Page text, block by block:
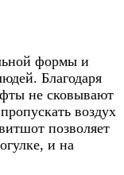
формы и
Благодаря
не сковывают
воздух
позволяет
и на